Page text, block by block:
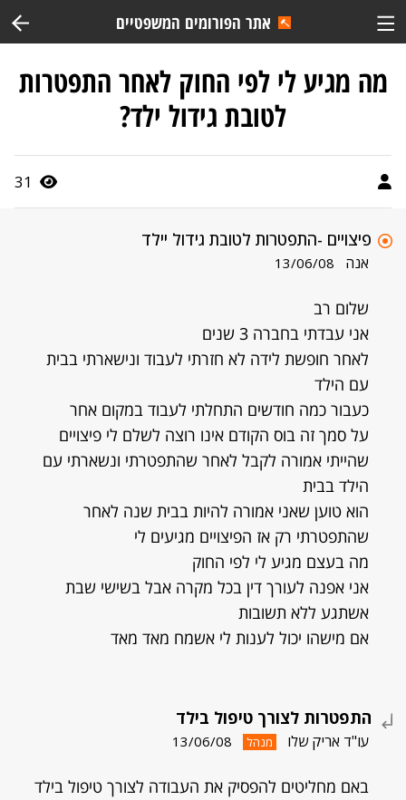
אתר הפורומים המשפטיים
מה מגיע לי לפי החוק לאחר התפטרות
לטובת גידול ילד?
31
פיצויים -התפטרות לטובת גידול יילד
אנה 13/06/08
שלום רב
אני עבדתי בחברה 3 שנים
לאחר חופשת לידה לא חזרתי לעבוד ונישארתי בבית
עם הילד
כעבור כמה חודשים התחלתי לעבוד במקום אחר
על סמך זה בוס הקודם אינו רוצה לשלם לי פיצויים
שהייתי אמורה לקבל לאחר שהתפטרתי ונשארתי עם
הילד בבית
הוא טוען שאני אמורה להיות בבית שנה לאחר
שהתפטרתי רק אז הפיצויים מגיעים לי
מה בעצם מגיע לי לפי החוק
אני אפנה לעורך דין בכל מקרה אבל בשישי שבת
אשתגע ללא תשובות
אם מישהו יכול לענות לי אשמח מאד מאד
התפטרות לצורך טיפול בילד
עו"ד אריק שלו מנהל 13/06/08
באם מחליטים להפסיק את העבודה לצורך טיפול בילד